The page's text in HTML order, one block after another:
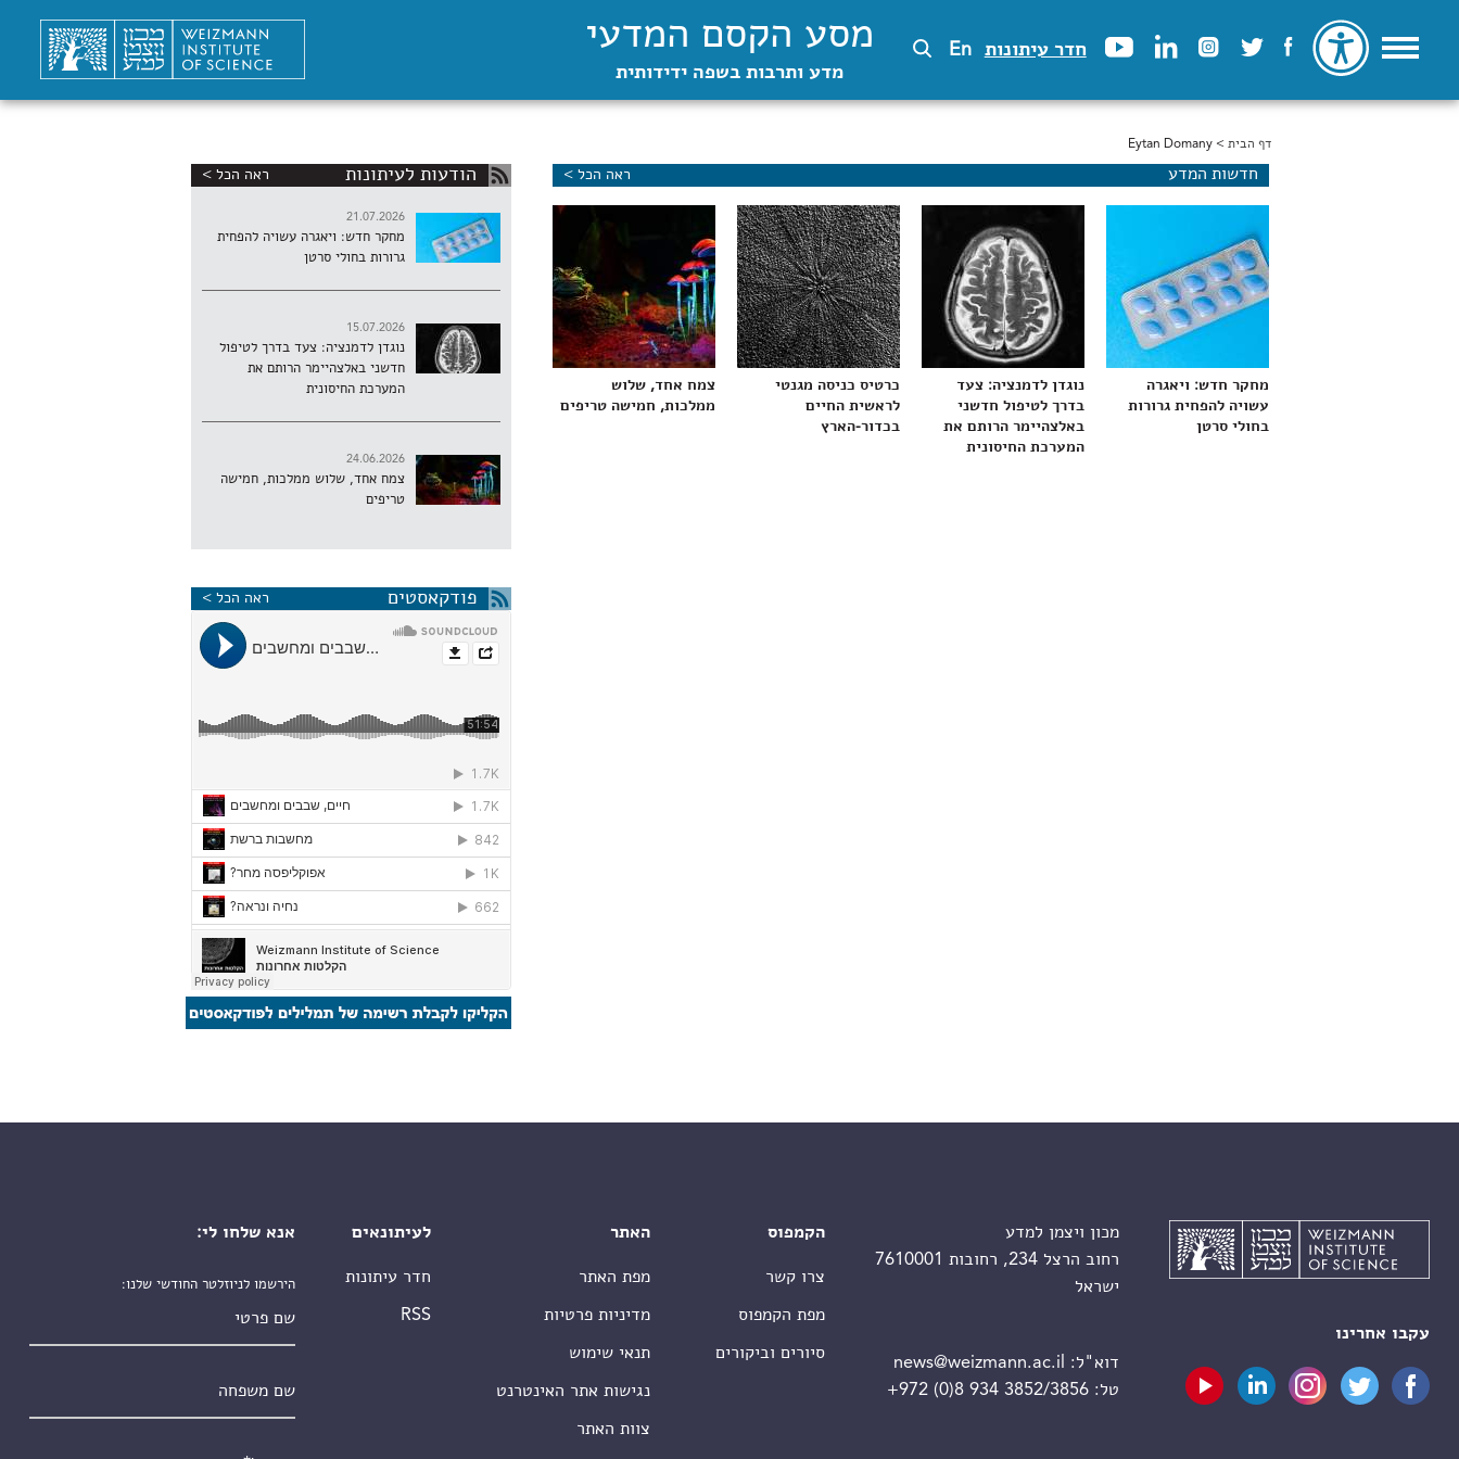
חדר עיתונות En מסע הקסם המדעי
מדע ותרבות בשפה ידידותית
הינך נמצא כאן
דף הבית > Eytan Domany
חדשות המדע ראה הכל >
מחקר חדש: ויאגרה
עשויה להפחית גרורות
בחולי סרטן
נוגדן לדמנציה: צעד
בדרך לטיפול חדשני
באלצהיימר הרותם את
המערכת החיסונית
כרטיס כניסה מגנטי
לראשית החיים
בכדור-הארץ
צמח אחד, שלוש
ממלכות, חמישה טריפים
הודעות לעיתונות ראה הכל >
21.07.2026
מחקר חדש: ויאגרה עשויה להפחית
גרורות בחולי סרטן
15.07.2026
נוגדן לדמנציה: צעד בדרך לטיפול
חדשני באלצהיימר הרותם את
המערכת החיסונית
24.06.2026
צמח אחד, שלוש ממלכות, חמישה
טריפים
פודקאסטים ראה הכל >
עקבו אחרינו
מכון ויצמן למדע
רחוב הרצל 234, רחובות 7610001
ישראל
דוא"ל:
news@weizmann.ac.il
טל:+972 (0)8 934 3852/3856
הקמפוס
צרו קשר
מפת הקמפוס
סיורים וביקורים
האתר
מפת האתר
מדיניות פרטיות
תנאי שימוש
נגישות אתר האינטרנט
צוות האתר
לעיתונאים
חדר עיתונות
RSS
אנא שלחו לי:
הירשמו לניוזלטר החודשי שלנו: